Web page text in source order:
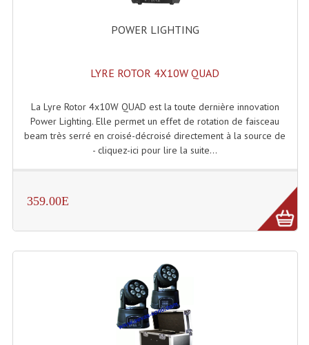
Flight Cases Platine Disque. Lecteurs CD
Flight-Case CDs Et Disques Vinyls
Flight-Case Pour Contrôleur DJ
Rack 19" PRO Betonex
Rack 19" Standard Betonex
Sac Trolley De Transport
POWER LIGHTING
LYRE ROTOR 4X10W QUAD
La Lyre Rotor 4x10W QUAD est la toute dernière innovation
Power Lighting. Elle permet un effet de rotation de faisceau
beam très serré en croisé-décroisé directement à la source de
- cliquez-ici pour lire la suite...
359.00E